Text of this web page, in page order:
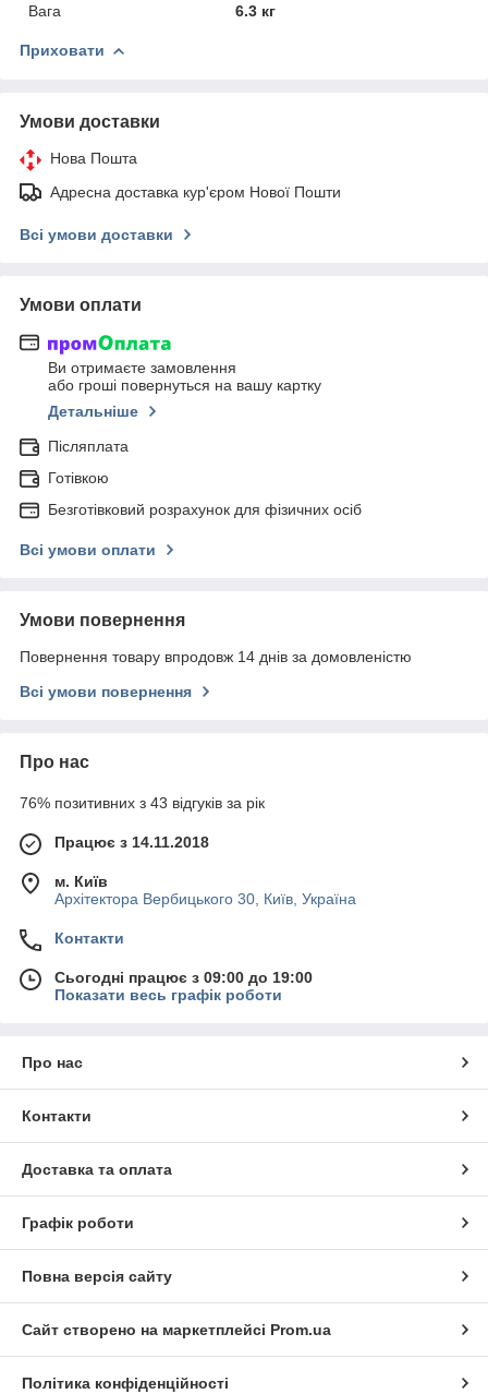
Вага
6.3 кг
Приховати
Умови доставки
Нова Пошта
Адресна доставка кур'єром Нової Пошти
Всі умови доставки
Умови оплати
Ви отримаєте замовлення
або гроші повернуться на вашу картку
Детальніше
Післяплата
Готівкою
Безготівковий розрахунок для фізичних осіб
Всі умови оплати
Умови повернення
Повернення товару впродовж 14 днів за домовленістю
Всі умови повернення
Про нас
76% позитивних з 43 відгуків за рік
Працює з 14.11.2018
м. Київ
Архітектора Вербицького 30, Київ, Україна
Контакти
Сьогодні працює з 09:00 до 19:00
Показати весь графік роботи
Про нас
Контакти
Доставка та оплата
Графік роботи
Повна версія сайту
Сайт створено на маркетплейсі Prom.ua
Політика конфіденційності